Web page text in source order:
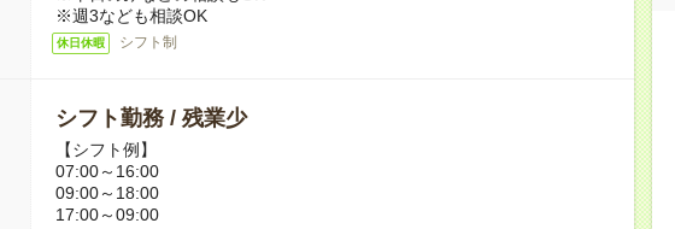
※週3なども相談OK
休日休暇 シフト制
シフト勤務 / 残業少
【シフト例】
07:00～16:00
09:00～18:00
17:00～09:00